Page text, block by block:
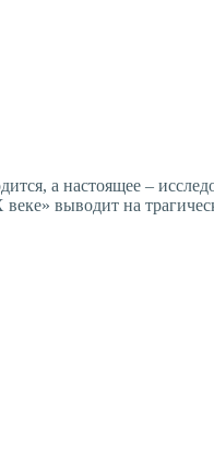
а настоящее –
выводит на